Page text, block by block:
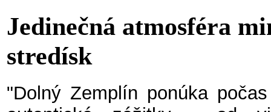
Jedinečná atmosféra
stredísk
"Dolný Zemplín ponúka